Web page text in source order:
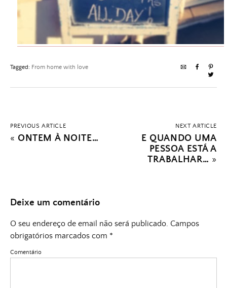
Tagged: From home with love
PREVIOUS ARTICLE
« ONTEM À NOITE…
NEXT ARTICLE
E QUANDO UMA
PESSOA ESTÁ A
TRABALHAR… »
Deixe um comentário
O seu endereço de email não será publicado. Campos
obrigatórios marcados com *
Comentário